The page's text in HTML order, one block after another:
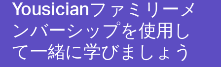
Yousicianファミリーメ
ンバーシップを使用し
て一緒に学びましょう